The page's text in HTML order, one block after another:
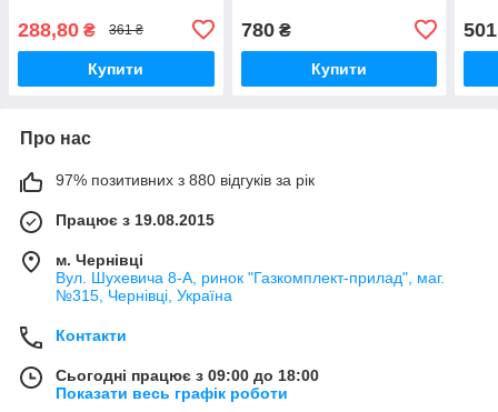
288,80 ₴ 361 ₴
Купити
780₴
Купити
501
Про нас
97% позитивних з 880 відгуків за рік
Працює з 19.08.2015
м. Чернівці
Вул. Шухевича 8-А, ринок "Газкомплект-прилад", маг.
№315, Чернівці, Україна
Контакти
Сьогодні працює з 09:00 до 18:00
Показати весь графік роботи